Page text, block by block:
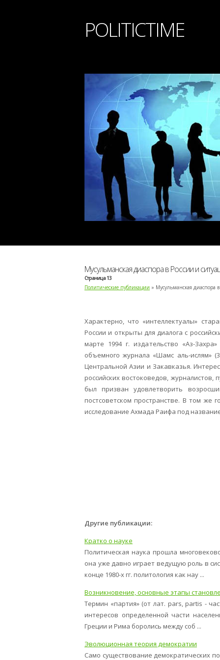
POLITICTIME
Мусульманская диаспора в России и
Страница 13
Политические публикации » Мусульманская диаспора
Характерно, что «интеллектуалы»
России и открыты для диалога с
марте 1994 г. издательство «Аз-
объемного журнала «Шамс аль-ислям»
Центральной Азии и Закавказья.
российских востоковедов,
был призван удовлетворить
постсоветском пространстве. В том же
исследование Ахмада Раифа под
Другие публикации:
Кратко о науке
Политическая наука прошла
она уже давно играет ведущую роль в
конце 1980-х гг. политология как нау ...
Возникновение, основные этапы
Термин «партия» (от лат. pars, partis -
интересов определенной части
Греции и Рима боролись между соб ...
Эволюционная теория демократии
Само существование демократических